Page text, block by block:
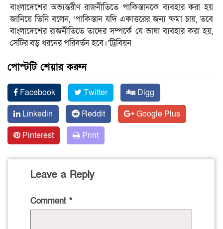
বাংলাদেশের অভ্যন্তরীণ রাজনীতিতে পাকিস্তানকে ব্যবহার করা হয়
জানিয়ে তিনি বলেন, ‘পাকিস্তান যদি একাত্তরের জন্য ক্ষমা চায়, তবে
বাংলাদেশের রাজনীতিতে তাদের সম্পর্কে যে ভাষা ব্যবহার করা হয়,
সেটির বড় ধরনের পরিবর্তন হবে।’ট্রিবিয়ন
পোস্টটি শেয়ার করুন
Facebook Twitter
Digg
Linkedin
Reddit
Google Plus
Pinterest
Print
Leave a Reply
Comment *